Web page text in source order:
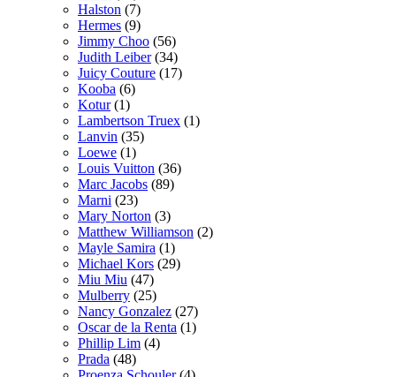
Halston (7)
Hermes (9)
Jimmy Choo (56)
Judith Leiber(34)
Juicy Couture (17)
Kooba (6)
Kotur(1)
Lambertson Truex (1)
Lanvin (35)
Loewe (1)
Louis Vuitton (36)
Marc Jacobs (89)
Marni (23)
Mary Norton (3)
Matthew Williamson (2)
Mayle Samira (1)
Michael Kors (29)
Miu Miu (47)
Mulberry (25)
Nancy Gonzalez (27)
Oscar de la Renta (1)
Phillip Lim (4)
Prada (48)